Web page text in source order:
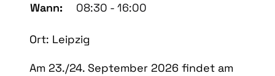
Wann:
08:30 - 16:00
Ort: Leipzig
Am 23./24. September 2026 findet am